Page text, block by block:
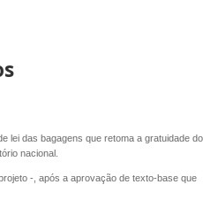
lei das bagagens que retoma a gratuidade do
nacional.
-, após a aprovação de texto-base que